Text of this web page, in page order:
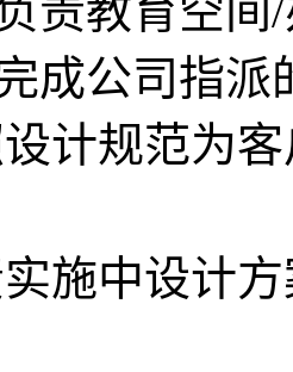
责教育空
成公司指派
计规范为
施中设计